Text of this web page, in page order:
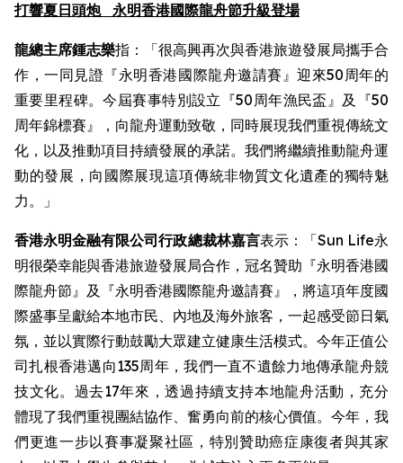
打響夏日頭炮 永明香港國際龍舟節升級登場
龍總主席鍾志樂指：「很高興再次與香港旅遊發展局攜手合
作，一同見證『永明香港國際龍舟邀請賽』迎來50周年的
重要里程碑。今屆賽事特別設立『50周年漁民盃』及『50
周年錦標賽』，向龍舟運動致敬，同時展現我們重視傳統文
化，以及推動項目持續發展的承諾。我們將繼續推動龍舟運
動的發展，向國際展現這項傳統非物質文化遺產的獨特魅
力。」
香港永明金融有限公司行政總裁林嘉言表示：「Sun Life永
明很榮幸能與香港旅遊發展局合作，冠名贊助『永明香港國
際龍舟節』及『永明香港國際龍舟邀請賽』，將這項年度國
際盛事呈獻給本地市民、內地及海外旅客，一起感受節日氣
氛，並以實際行動鼓勵大眾建立健康生活模式。今年正值公
司扎根香港邁向135周年，我們一直不遺餘力地傳承龍舟競
技文化。過去17年來，透過持續支持本地龍舟活動，充分
體現了我們重視團結協作、奮勇向前的核心價值。今年，我
們更進一步以賽事凝聚社區，特別贊助癌症康復者與其家